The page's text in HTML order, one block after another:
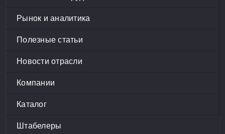
Рынок и аналитика
Полезные статьи
Новости отрасли
Компании
Каталог
Штабелеры